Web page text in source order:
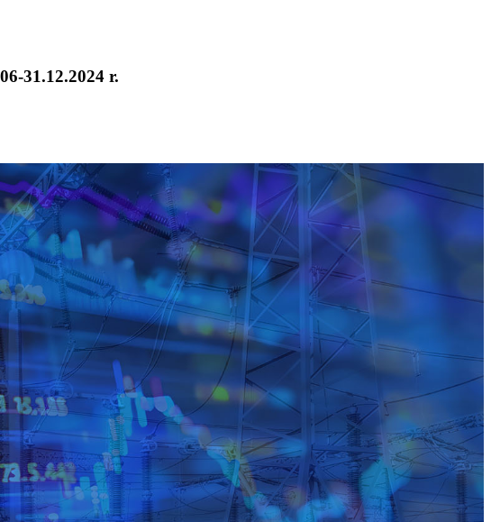
31.12.2024 r.